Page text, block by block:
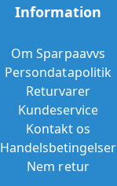
Information
Om Sparpaavvs
Persondatapolitik
Returvarer
Kundeservice
Kontakt os
Handelsbetingelser
Nem retur